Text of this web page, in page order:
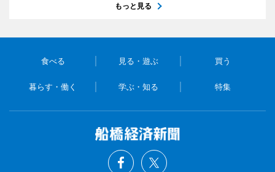
もっと見る
食べる 見る・遊ぶ 買う
暮らす・働く 学ぶ・知る 特集